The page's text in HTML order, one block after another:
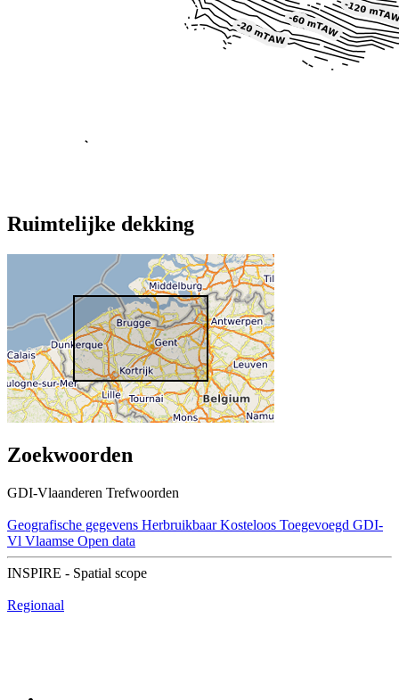
Ruimtelijke dekking
Zoekwoorden
GDI-Vlaanderen Trefwoorden
Geografische gegevens Herbruikbaar Kosteloos Toegevoegd GDI-
Vl Vlaamse Open data
INSPIRE - Spatial scope
Regionaal